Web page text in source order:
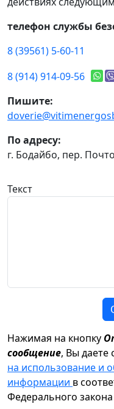
телефон службы
8 (39561) 5-60-11
8 (914) 914-09-56
Пишите:
По адресу:
г. Бодайбо, пер.
Текст
Нажимая на кнопку
сообщение, Вы даете
на использование и
информации в
Федерального